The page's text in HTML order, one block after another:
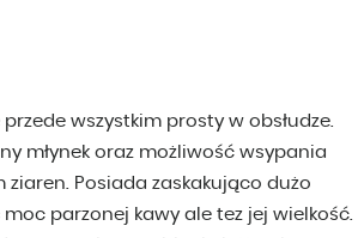
wszystkim prosty w obsłudze.
młynek oraz możliwość wsypania
Posiada zaskakująco dużo
parzonej kawy ale tez jej wielkość.